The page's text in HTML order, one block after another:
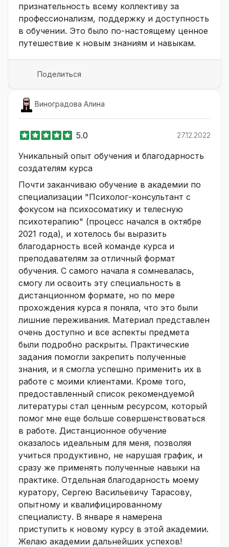
признательность всему коллективу за
профессионализм, поддержку и доступность
в обучении. Это было по-настоящему ценное
путешествие к новым знаниям и навыкам.
Поделиться
Виноградова Алина
5.0 27.12.2022
Уникальный опыт обучения и благодарность
создателям курса
Почти заканчиваю обучение в академии по
специализации "Психолог-консультант с
фокусом на психосоматику и телесную
психотерапию" (процесс начался в октябре
2021 года), и хотелось бы выразить
благодарность всей команде курса и
преподавателям за отличный формат
обучения. С самого начала я сомневалась,
смогу ли освоить эту специальность в
дистанционном формате, но по мере
прохождения курса я поняла, что это были
лишние переживания. Материал представлен
очень доступно и все аспекты предмета
были подробно раскрыты. Практические
задания помогли закрепить полученные
знания, и я смогла успешно применить их в
работе с моими клиентами. Кроме того,
предоставленный список рекомендуемой
литературы стал ценным ресурсом, который
помог мне еще больше совершенствоваться
в работе. Дистанционное обучение
оказалось идеальным для меня, позволяя
учиться продуктивно, не нарушая график, и
сразу же применять полученные навыки на
практике. Отдельная благодарность моему
куратору, Сергею Васильевичу Тарасову,
опытному и квалифицированному
специалисту. В январе я намерена
приступить к новому курсу в этой академии.
Желаю академии дальнейших успехов!